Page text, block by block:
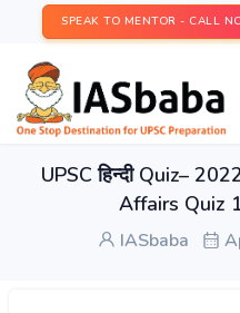
SPEAK TO MENTOR - CALL
UPSC हिन्दी Quiz–
Affairs Quiz
IASbaba